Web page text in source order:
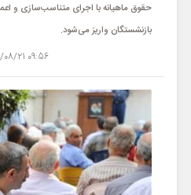
حقوق ماهیانه با اجرای متناسب‌سازی و
بازنشستگان واریز می‌شود.
09:56 1403/08/21